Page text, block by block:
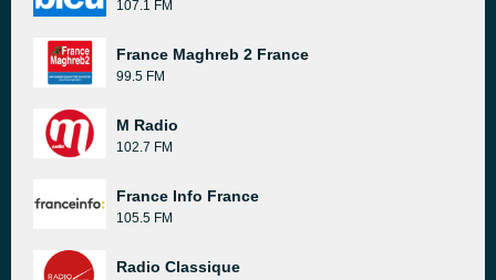
107.1 FM
France Maghreb 2 France
99.5 FM
M Radio
102.7 FM
France Info France
105.5 FM
Radio Classique